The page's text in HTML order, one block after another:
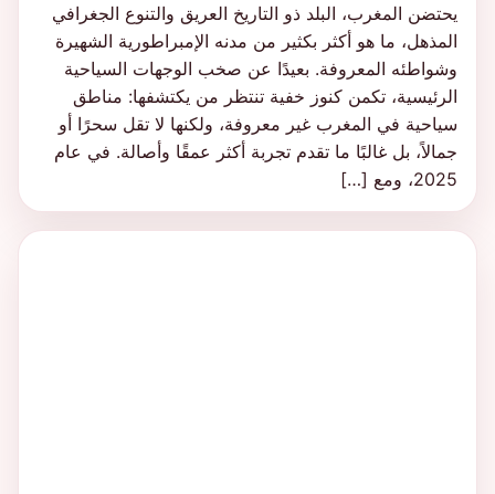
يحتضن المغرب، البلد ذو التاريخ العريق والتنوع الجغرافي
المذهل، ما هو أكثر بكثير من مدنه الإمبراطورية الشهيرة
وشواطئه المعروفة. بعيدًا عن صخب الوجهات السياحية
الرئيسية، تكمن كنوز خفية تنتظر من يكتشفها: مناطق
سياحية في المغرب غير معروفة، ولكنها لا تقل سحرًا أو
جمالاً، بل غالبًا ما تقدم تجربة أكثر عمقًا وأصالة. في عام
2025، ومع […]